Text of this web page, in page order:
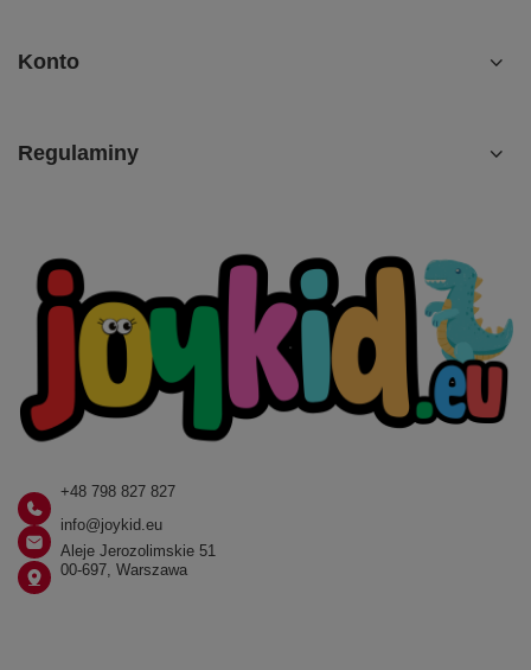
Konto
Regulaminy
+48 798 827 827
info@joykid.eu
Aleje Jerozolimskie 51
00-697, Warszawa